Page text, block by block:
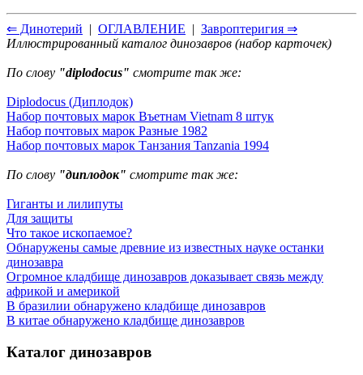
⇐ Динотерий | ОГЛАВЛЕНИЕ | Завроптеригия ⇒
Иллюстрированный каталог динозавров (набор карточек)
По слову "diplodocus" смотрите так же:
Diplodocus (Диплодок)
Набор почтовых марок Въетнам Vietnam 8 штук
Набор почтовых марок Разные 1982
Набор почтовых марок Танзания Tanzania 1994
По слову "диплодок" смотрите так же:
Гиганты и лилипуты
Для защиты
Что такое ископаемое?
Обнаружены самые древние из известных науке останки
динозавра
Огромное кладбище динозавров доказывает связь между
африкой и америкой
В бразилии обнаружено кладбище динозавров
В китае обнаружено кладбище динозавров
Каталог динозавров